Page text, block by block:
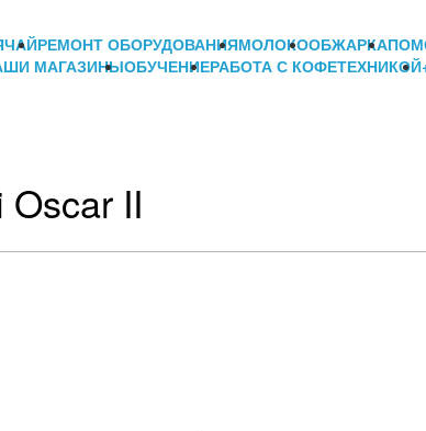
ЧАЙРЕМОНТ ОБОРУДОВАНИЯМОЛОКООБЖАРКА
МАГАЗИНЫОБУЧЕНИЕРАБОТА С КОФЕТЕХНИКОЙ
II